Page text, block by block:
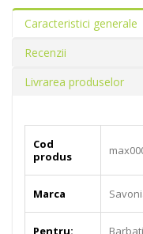
Caracteristici generale
Recenzii
Livrarea produselor
Cod
produs
Marca
Pentru: